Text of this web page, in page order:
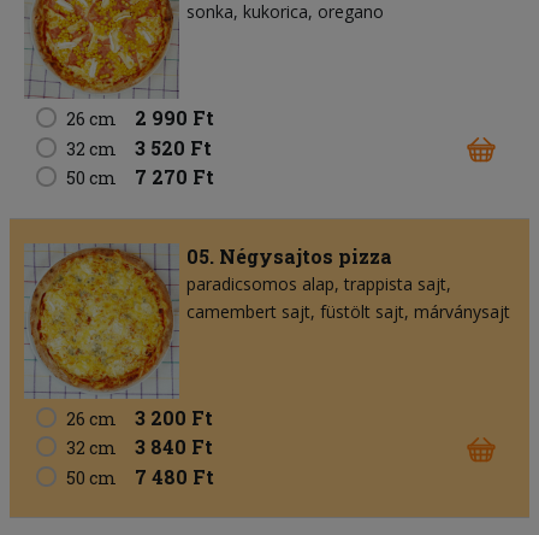
sonka kukorica oregano
26 cm 2 990 Ft
32 cm 3 520 Ft
50 cm 7 270 Ft
05. Négysajtos pizza
paradicsomos alap trappista sajt
camembert sajt füstölt sajt márványsajt
26 cm 3 200 Ft
32 cm 3 840 Ft
50 cm 7 480 Ft